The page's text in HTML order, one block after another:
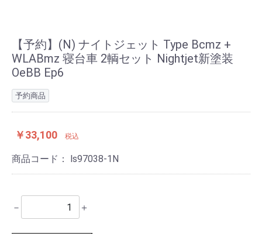
【予約】(N) ナイトジェット Type Bcmz +
WLABmz 寝台車 2輌セット Nightjet新塗装
OeBB Ep6
予約商品
￥33,100 税込
商品コード： ls97038-1N
－ ＋